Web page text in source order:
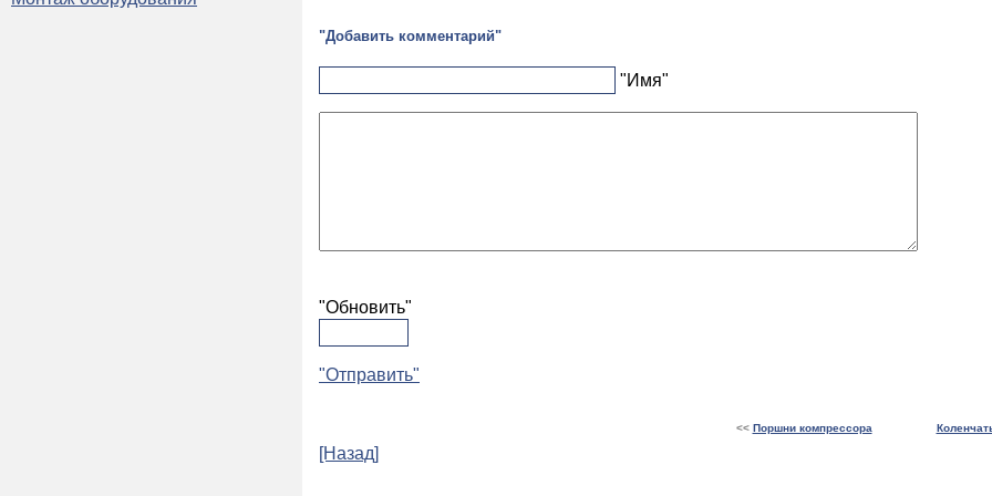
"Добавить комментарий"
"Имя"
"Обновить"
"Отправить"
<< Поршни компрессора
[Назад]